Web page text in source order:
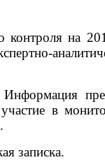
на
Информация
в
записка.